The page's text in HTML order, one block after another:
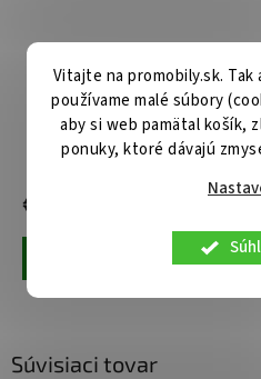
Vitajte na promobily.sk.
používame malé súbory
aby si web pamätal košík,
ponuky, ktoré dávajú
Súvisiaci tovar
Dátový kábel Tactical Stitch
Thread USB-A - USB-C 1 m
White
Centrálny sklad
€7,90